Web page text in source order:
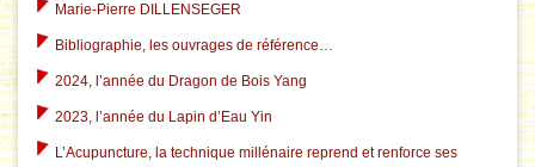
Marie-Pierre DILLENSEGER
Bibliographie, les ouvrages de référence…
2024, l’année du Dragon de Bois Yang
2023, l’année du Lapin d’Eau Yin
L’Acupuncture, la technique millénaire reprend et renforce ses